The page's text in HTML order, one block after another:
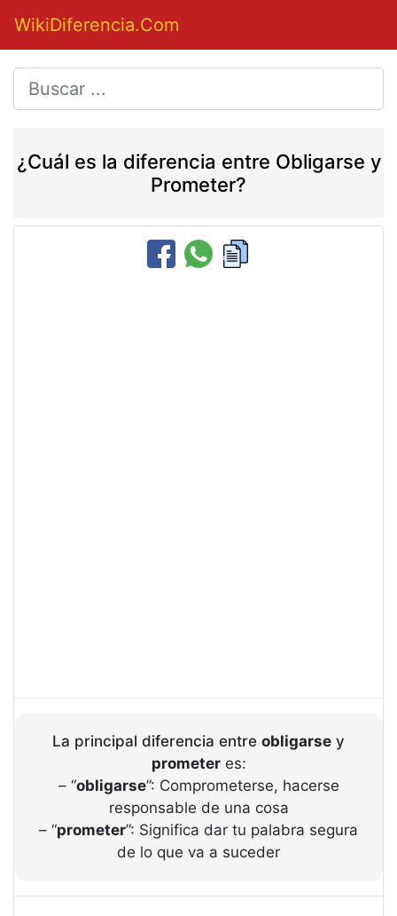
WikiDiferencia.Com
¿Cuál es la diferencia entre Obligarse y
Prometer?
La principal diferencia entre obligarse y
prometeres:
– “obligarse”: Comprometerse, hacerse
responsable de una cosa
– “prometer”: Significa dar tu palabra segura
de lo que va a suceder